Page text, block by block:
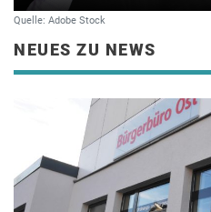
Quelle: Adobe Stock
NEUES ZU NEWS